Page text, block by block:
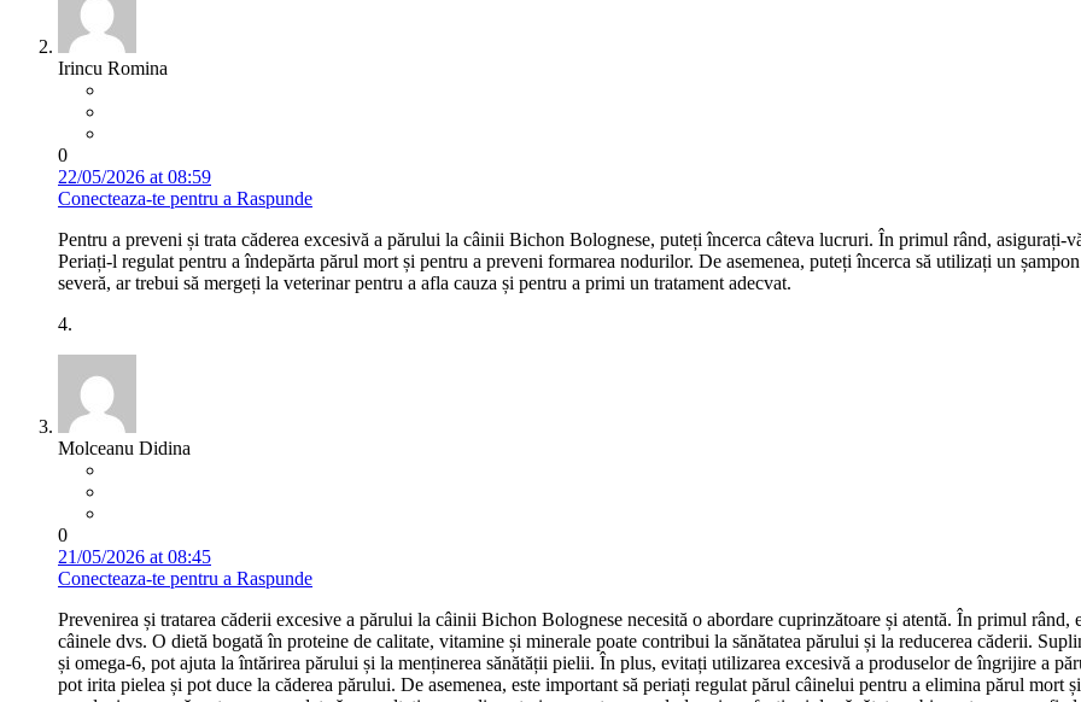
Irincu Romina
0
22/05/2026 at 08:59
Conecteaza-te pentru a Raspunde
Pentru a preveni și trata căderea excesivă a părului la câinii Bichon Bolognese, puteți încerca câteva lucruri. În primul rând, asigurați-
Periați-l regulat pentru a îndepărta părul mort și pentru a preveni formarea nodurilor. De asemenea, puteți încerca să utilizați un
severă, ar trebui să mergeți la veterinar pentru a afla cauza și pentru a primi un tratament adecvat.
4.
Molceanu Didina
0
21/05/2026 at 08:45
Conecteaza-te pentru a Raspunde
Prevenirea și tratarea căderii excesive a părului la câinii Bichon Bolognese necesită o abordare cuprinzătoare și atentă. În primul
câinele dvs. O dietă bogată în proteine de calitate, vitamine și minerale poate contribui la sănătatea părului și la reducerea căderii.
și omega-6, pot ajuta la întărirea părului și la menținerea sănătății pielii. În plus, evitați utilizarea excesivă a produselor de îngrijire a
pot irita pielea și pot duce la căderea părului. De asemenea, este important să periați regulat părul câinelui pentru a elimina părul mort